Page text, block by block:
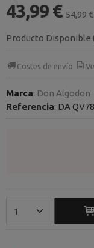
43,99 € 54,99 €
Producto Disponible
Costes de envío
Marca: Don Algodon
Referencia: DA